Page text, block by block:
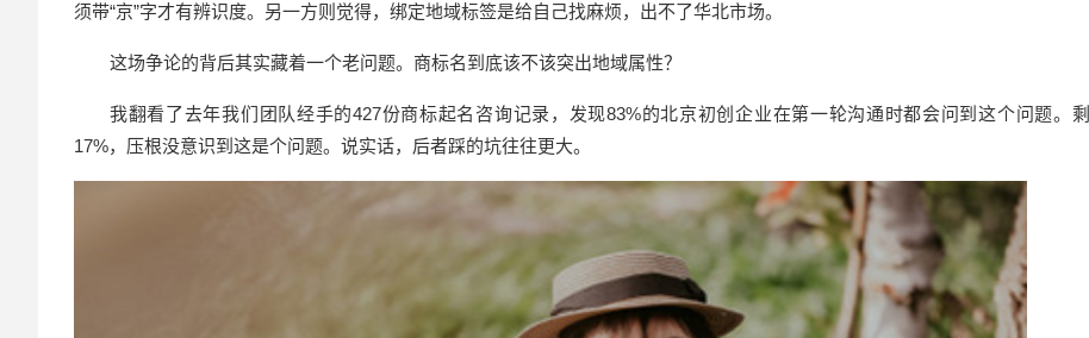
须带“京”字才有辨识度。另一方则觉得，绑定地域标签是给自己找麻烦，出不了华北市场。
这场争论的背后其实藏着一个老问题。商标名到底该不该突出地域属性？
我翻看了去年我们团队经手的427份商标起名 咨询记录，发现83%的北京初创企业在第一轮沟通时都会问到这个问题。
17%，压根没意识到这是个问题。说实话，后者踩的坑往往更大。